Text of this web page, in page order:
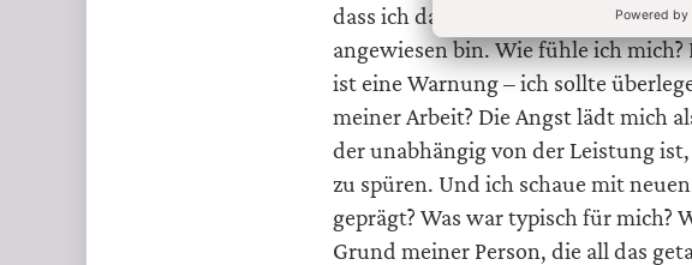
dass ich das oder jenes nicht mehr
angewiesen bin. Wie fühle ich
ist eine Warnung – ich sollte
meiner Arbeit? Die Angst lädt mich
der unabhängig von der Leistung
zu spüren. Und ich schaue mit
geprägt? Was war typisch für mich?
Grund meiner Person, die all das